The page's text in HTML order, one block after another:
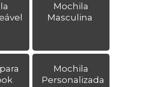
Mochila
Masculina
Mochila
Personalizada